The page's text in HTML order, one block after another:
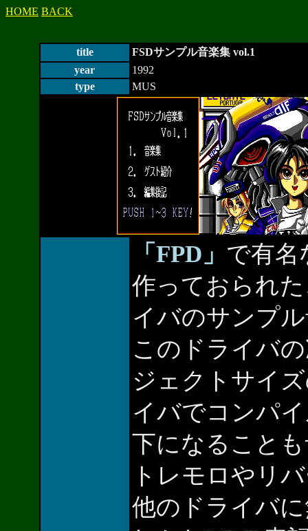
HOME BACK
title
FSDサンプル音楽集 vol.1
year
1992
type
MUS
「FPD」 で有名
作っておられ
イバのサンプ
このドライバ
ジェクトサイ
イバでコンパ
下になること
トレモロやリ
他のドライバ